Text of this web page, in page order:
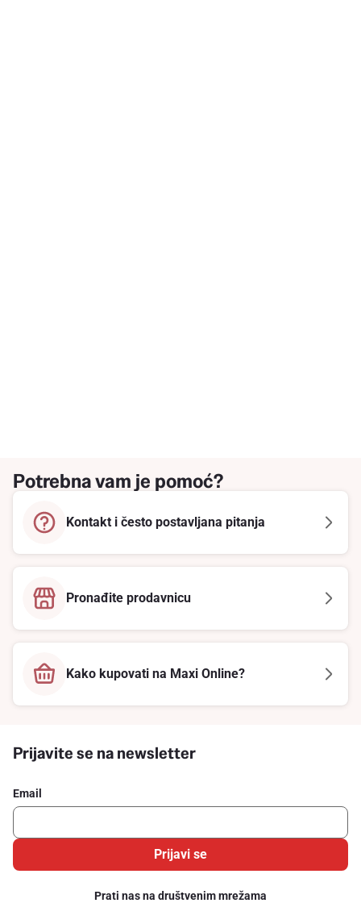
Potrebna vam je pomoć?
Kontakt i često postavljana pitanja
Pronađite prodavnicu
Kako kupovati na Maxi Online?
Prijavite se na newsletter
Email
Prijavi se
Prati nas na društvenim mrežama